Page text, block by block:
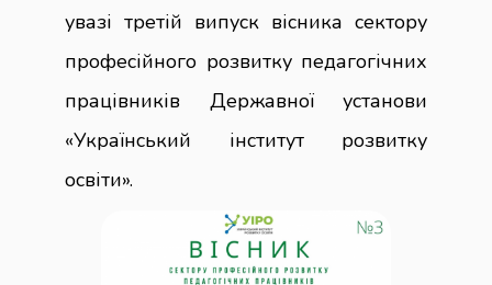
увазі третій випуск вісника сектору
професійного розвитку педагогічних
працівників Державної установи
«Український інститут розвитку
освіти».